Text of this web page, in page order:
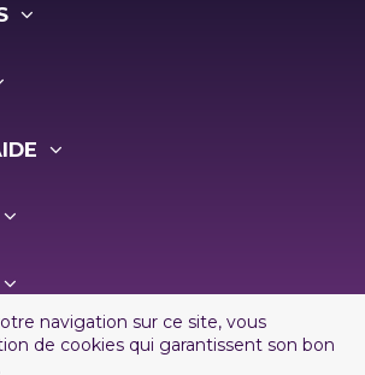
navigation sur ce site, vous
de cookies qui garantissent son bon